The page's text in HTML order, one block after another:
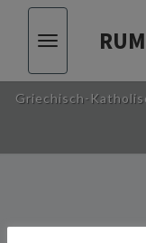
Toggle
RUM-
Griechisch-